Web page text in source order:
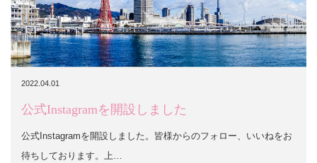
2022.04.01
公式Instagramを開設しました
公式Instagramを開設しました。皆様からのフォロー、いいねをお
待ちしております。上…